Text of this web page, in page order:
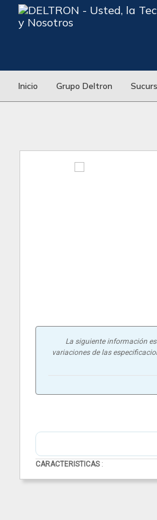
Inicio Grupo Deltron
La siguiente información
variaciones de las
CARACTERISTICAS: